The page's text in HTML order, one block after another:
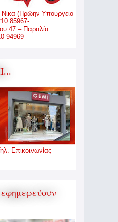
(Πρώην Υπουργείο
85967-
47 – Παραλία
94969
Επικοινωνίας